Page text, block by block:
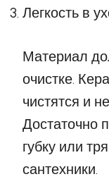
Легкость в
Материал
очистке.
чистятся и
Достаточно
губку или
сантехники.